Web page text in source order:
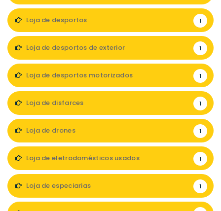
Loja de desportos 1
Loja de desportos de exterior 1
Loja de desportos motorizados 1
Loja de disfarces 1
Loja de drones 1
Loja de eletrodomésticos usados 1
Loja de especiarias 1